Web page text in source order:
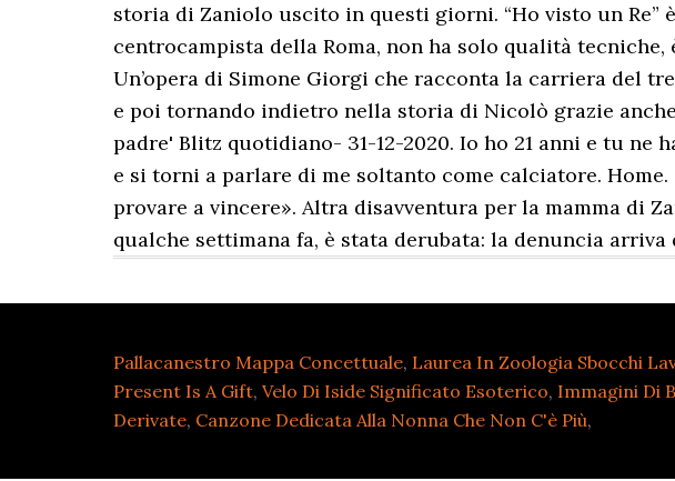
storia di Zaniolo uscito in questi giorni. “Ho visto un
centrocampista della Roma, non ha solo qualità
Un’opera di Simone Giorgi che racconta la carriera del
e poi tornando indietro nella storia di Nicolò grazie
padre' Blitz quotidiano- 31-12-2020. Io ho 21 anni e tu
e si torni a parlare di me soltanto come calciatore.
provare a vincere». Altra disavventura per la mamma di
qualche settimana fa, è stata derubata: la denuncia
Pallacanestro Mappa Concettuale, Laurea In Zoologia Sbocchi
Present Is A Gift, Velo Di Iside Significato Esoterico, Immagini Di
Derivate, Canzone Dedicata Alla Nonna Che Non C'è Più,